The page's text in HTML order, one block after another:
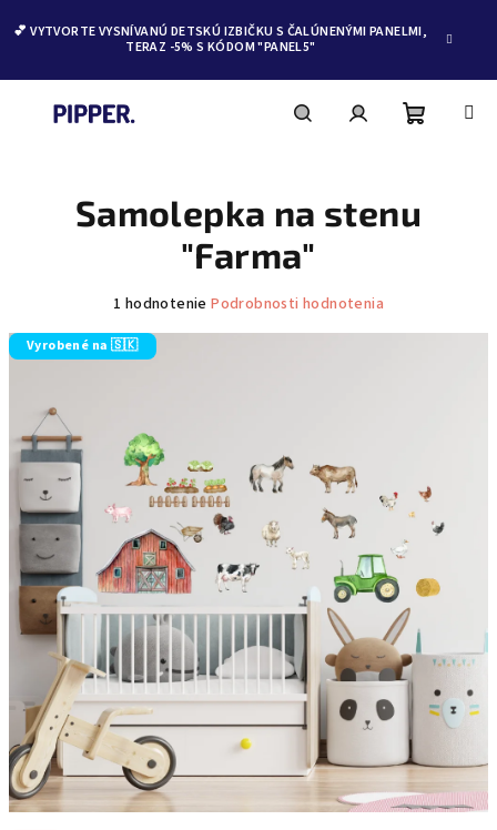
💕 VYTVORTE VYSNÍVANÚ DETSKÚ IZBIČKU S ČALÚNENÝMI PANELMI,
TERAZ -5% S KÓDOM "PANEL5"
košík
Samolepka na stenu
"Farma"
produktu
5
hviezdičiek.
1 hodnotenie Podrobnosti hodnotenia
Vyrobené na 🇸🇰